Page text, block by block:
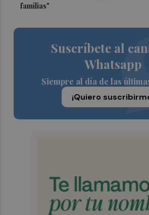
familias"
Suscríbete al
Whatsapp
Siempre al día de las
¡Quiero